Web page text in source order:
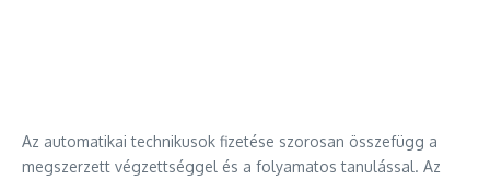
Az automatikai technikusok fizetése szorosan összefügg a
megszerzett végzettséggel és a folyamatos tanulással. Az